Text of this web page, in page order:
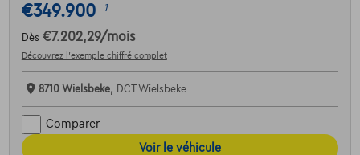
€349.900 1
Dès €7.202,29/mois
Découvrez l’exemple chiffré complet
8710 Wielsbeke, DCT Wielsbeke
Comparer
Voir le véhicule